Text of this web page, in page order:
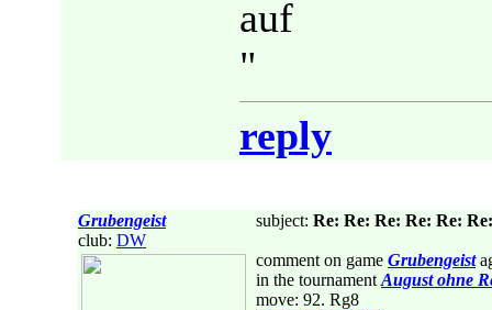
auf
"
reply
Grubengeist
club: DW
subject: Re: Re: Re: Re: Re:
comment on game Grubengeist
in the tournament August ohne
move: 92. Rg8